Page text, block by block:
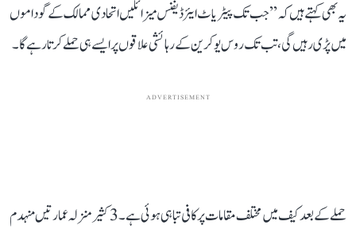
یہ بھی کہتے ہیں کہ ’’جب تک پیٹریاٹ ایئر ڈیفنس میزائلیں اتحادی ممالک کے گوداموں
میں پڑی رہیں گی، تب تک روس یوکرین کے رہائشی علاقوں پر ایسے ہی حملے کرتا رہے گا۔
ADVERTISEMENT
حملے کے بعد کیف میں مختلف مقامات پر کافی تباہی ہوئی ہے۔ 3 کثیر منزلہ عمارتیں منہدم